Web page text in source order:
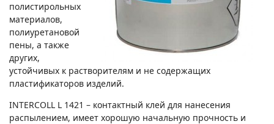
полистирольных
материалов,
полиуретановой
пены, а также
других,
устойчивых к растворителям и не содержащих
пластификаторов изделий.
INTERCOLL L 1421 – контактный клей для нанесения
распылением, имеет хорошую начальную прочность и